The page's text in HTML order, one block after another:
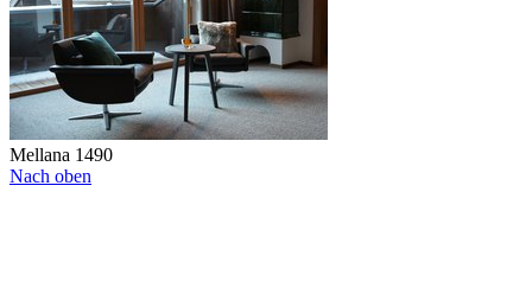
Mellana 1490
Nach oben